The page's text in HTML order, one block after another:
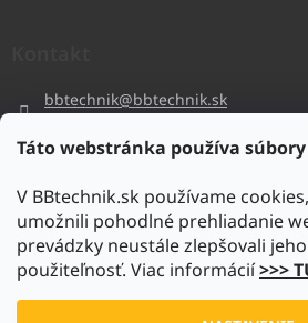
Táto webstránka používa
V BBtechnik.sk používame
umožnili pohodlné prehliadanie
prevádzky neustále zlepšovali
použiteľnosť. Viac informácií>>>
bbtechnik@bbtechnik.sk
bbtechnik
https://www.youtube.com/@bb-